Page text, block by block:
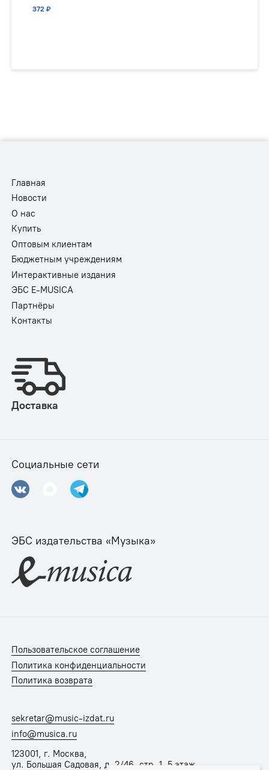
372 ₽
Главная
Новости
О нас
Купить
Оптовым клиентам
Бюджетным учреждениям
Интерактивные издания
ЭБС E-MUSICA
Партнёры
Контакты
Доставка
Социальные сети
ЭБС издательства «Музыка»
Пользовательское соглашение
Политика конфиденциальности
Политика возврата
sekretar@music-izdat.ru
info@musica.ru
123001, г. Москва,
ул. Большая Садовая, д. 2/46, стр. 1, 5 этаж